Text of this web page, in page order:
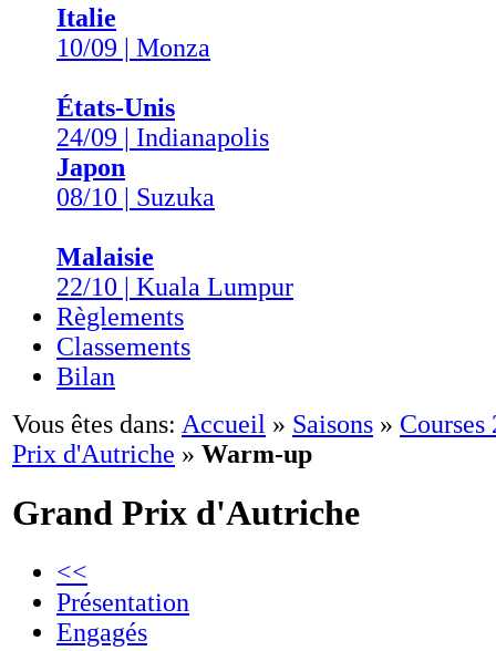
Italie
10/09 | Monza
États-Unis
24/09 | Indianapolis
Japon
08/10 | Suzuka
Malaisie
22/10 | Kuala Lumpur
Règlements
Classements
Bilan
Vous êtes dans: Accueil » Saisons » Courses
Prix d'Autriche » Warm-up
Grand Prix d'Autriche
<<
Présentation
Engagés